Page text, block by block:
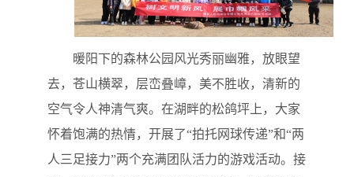
暖阳下的森林公园风光秀丽幽雅，放眼望
去，苍山横翠，层峦叠嶂，美不胜收， 清新的
空气令人神清气爽。在湖畔的松鸽坪上，大家
怀着饱满的热情，开展了“拍托网球传递”和“两
人三足接力”两个充满团队活力的游戏活动。接